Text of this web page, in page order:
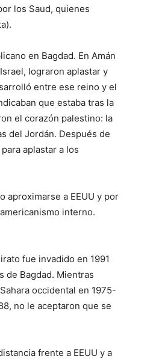
los Saud, quienes
en Bagdad. En Amán
lograron aplastar y
entre ese reino y el
que estaba tras la
el corazón palestino: la
del Jordán. Después de
aplastar a los
aproximarse a EEUU y por
interno.
fue invadido en 1991
de Bagdad. Mientras
occidental en 1975-
no le aceptaron que se
frente a EEUU y a